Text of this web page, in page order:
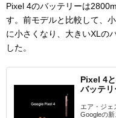
Pixel 4のバッテリーは
す。 前モデルと比較して、
に小さくなり、大きいXLの
した。
Pixel 4
バッテリ
エア・ジェ
Googleの新